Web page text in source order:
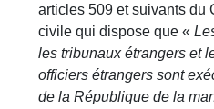
articles 509 et suivants du
civile qui dispose que «
les tribunaux étrangers et
officiers étrangers sont
de la République de la